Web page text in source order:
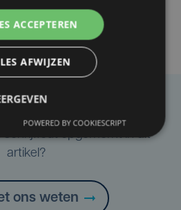
schrijffout opgemerkt in dit
artikel?
ons weten
ACCEPTEREN
AFWIJZEN
POWERED BY COOKIESCRIPT